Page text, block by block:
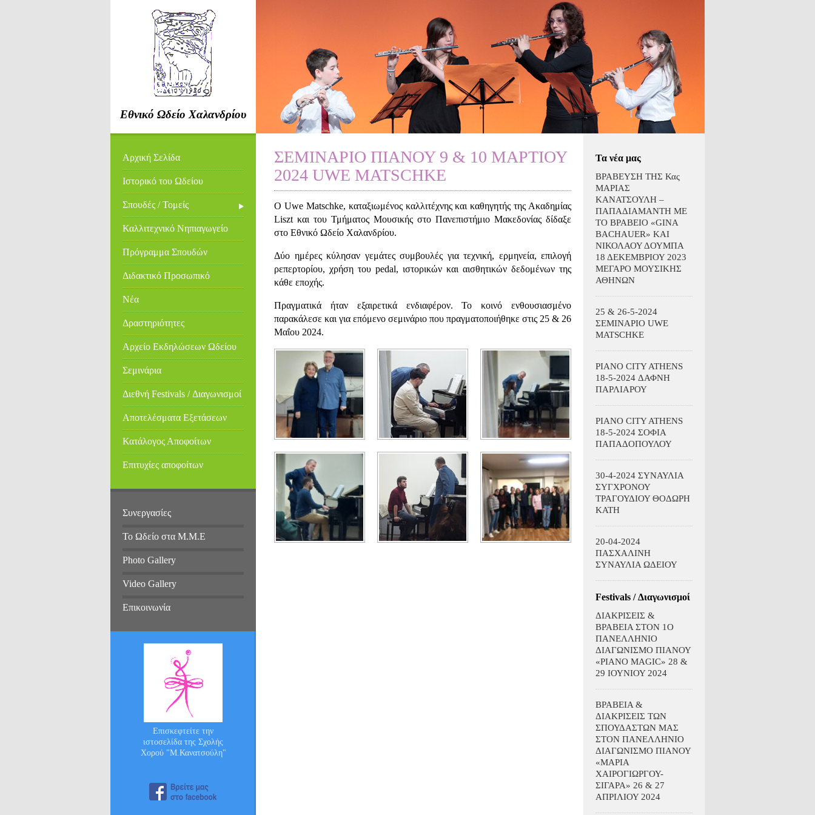
Εθνικό Ωδείο Χαλανδρίου
Αρχική Σελίδα
Ιστορικό του Ωδείου
Σπουδές / Τομείς
Καλλιτεχνικό Νηπιαγωγείο
Πρόγραμμα Σπουδών
Διδακτικό Προσωπικό
Νέα
Δραστηριότητες
Αρχείο Εκδηλώσεων Ωδείου
Σεμινάρια
Διεθνή Festivals / Διαγωνισμοί
Αποτελέσματα Εξετάσεων
Κατάλογος Αποφοίτων
Επιτυχίες αποφοίτων
Συνεργασίες
Το Ωδείο στα Μ.Μ.Ε
Photo Gallery
Video Gallery
Επικοινωνία
Επισκεφτείτε την
ιστοσελίδα της Σχολής
Χορού "Μ.Κανατσούλη"
ΣΕΜΙΝΑΡΙΟ ΠΙΑΝΟΥ 9 & 10 ΜΑΡΤΙΟΥ
2024 UWE MATSCHKE
Ο Uwe Matschke, καταξιωμένος καλλιτέχνης και καθηγητής της Ακαδημίας
Liszt και του Τμήματος Μουσικής στο Πανεπιστήμιο Μακεδονίας δίδαξε
στο Εθνικό Ωδείο Χαλανδρίου.
Δύο ημέρες κύλησαν γεμάτες συμβουλές για τεχνική, ερμηνεία, επιλογή
ρεπερτορίου, χρήση του pedal, ιστορικών και αισθητικών δεδομένων της
κάθε εποχής.
Πραγματικά ήταν εξαιρετικά ενδιαφέρον. Το κοινό ενθουσιασμένο
παρακάλεσε και για επόμενο σεμινάριο που πραγματοποιήθηκε στις 25 & 26
Μαΐου 2024.
Τα νέα μας
ΒΡΑΒΕΥΣΗ ΤΗΣ Κας
ΜΑΡΙΑΣ
ΚΑΝΑΤΣΟΥΛΗ –
ΠΑΠΑΔΙΑΜΑΝΤΗ ΜΕ
ΤΟ ΒΡΑΒΕΙΟ «GINA
BACHAUER» ΚΑΙ
ΝΙΚΟΛΑΟΥ ΔΟΥΜΠΑ
18 ΔΕΚΕΜΒΡΙΟΥ 2023
ΜΕΓΑΡΟ ΜΟΥΣΙΚΗΣ
ΑΘΗΝΩΝ
25 & 26-5-2024
ΣΕΜΙΝΑΡΙΟ UWE
MATSCHKE
PIANO CITY ATHENS
18-5-2024 ΔΑΦΝΗ
ΠΑΡΛΙΑΡΟΥ
PIANO CITY ATHENS
18-5-2024 ΣΟΦΙΑ
ΠΑΠΑΔΟΠΟΥΛΟΥ
30-4-2024 ΣΥΝΑΥΛΙΑ
ΣΥΓΧΡΟΝΟΥ
ΤΡΑΓΟΥΔΙΟΥ ΘΟΔΩΡΗ
ΚΑΤΗ
20-04-2024
ΠΑΣΧΑΛΙΝΗ
ΣΥΝΑΥΛΙΑ ΩΔΕΙΟΥ
Festivals / Διαγωνισμοί
ΔΙΑΚΡΙΣΕΙΣ &
ΒΡΑΒΕΙΑ ΣΤΟΝ 1Ο
ΠΑΝΕΛΛΗΝΙΟ
ΔΙΑΓΩΝΙΣΜΟ ΠΙΑΝΟΥ
«PIANO MAGIC» 28 &
29 ΙΟΥΝΙΟΥ 2024
ΒΡΑΒΕΙΑ &
ΔΙΑΚΡΙΣΕΙΣ ΤΩΝ
ΣΠΟΥΔΑΣΤΩΝ ΜΑΣ
ΣΤΟΝ ΠΑΝΕΛΛΗΝΙΟ
ΔΙΑΓΩΝΙΣΜΟ ΠΙΑΝΟΥ
«ΜΑΡΙΑ
ΧΑΙΡΟΓΙΩΡΓΟΥ-
ΣΙΓΑΡΑ» 26 & 27
ΑΠΡΙΛΙΟΥ 2024